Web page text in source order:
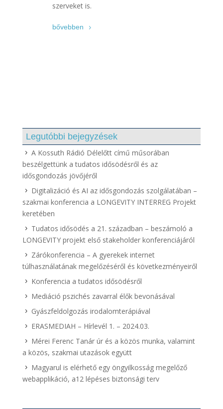
szerveket is.
bővebben
Legutóbbi bejegyzések
A Kossuth Rádió Délelőtt című műsorában
beszélgettünk a tudatos idősödésről és az
idősgondozás jövőjéről
Digitalizáció és AI az idősgondozás szolgálatában –
szakmai konferencia a LONGEVITY INTERREG Projekt
keretében
Tudatos idősödés a 21. században – beszámoló a
LONGEVITY projekt első stakeholder konferenciájáról
Zárókonferencia – A gyerekek internet
túlhasználatának megelőzéséről és következményeiről
Konferencia a tudatos idősödésről
Mediáció pszichés zavarral élők bevonásával
Gyászfeldolgozás irodalomterápiával
ERASMEDIAH – Hírlevél 1. – 2024.03.
Mérei Ferenc Tanár úr és a közös munka, valamint
a közös, szakmai utazások együtt
Magyarul is elérhető egy öngyilkosság megelőző
webapplikáció, a12 lépéses biztonsági terv